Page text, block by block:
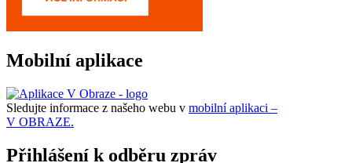
Mobilní aplikace
Sledujte informace z našeho webu v mobilní aplikaci –
V OBRAZE.
Přihlášení k odběru zpráv